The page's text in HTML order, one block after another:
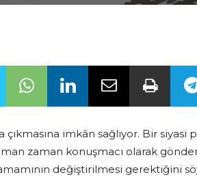
imkân sağlıyor. Bir siyasi
zaman konuşmacı olarak
değiştirilmesi gerektiğini